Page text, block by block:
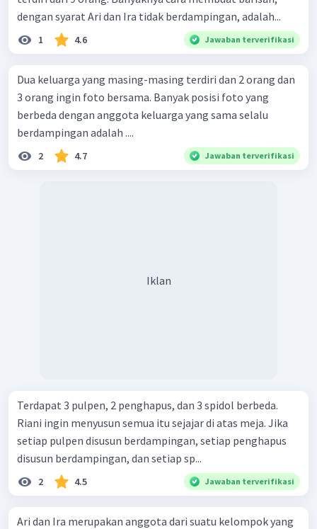
dengan syarat Ari dan Ira tidak berdampingan, adalah...
1 4.6 Jawaban terverifikasi
Dua keluarga yang masing-masing terdiri dan 2 orang dan
3 orang ingin foto bersama. Banyak posisi foto yang
berbeda dengan anggota keluarga yang sama selalu
berdampingan adalah ....
2 4.7 Jawaban terverifikasi
Iklan
Terdapat 3 pulpen, 2 penghapus, dan 3 spidol berbeda.
Riani ingin menyusun semua itu sejajar di atas meja. Jika
setiap pulpen disusun berdampingan, setiap penghapus
disusun berdampingan, dan setiap sp...
2 4.5 Jawaban terverifikasi
Ari dan Ira merupakan anggota dari suatu kelompok yang